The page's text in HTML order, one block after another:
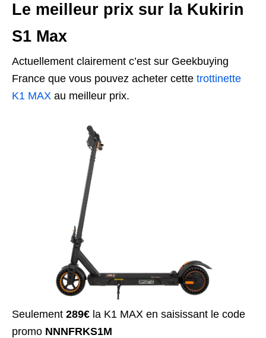
Le meilleur prix sur la Kukirin
S1 Max
Actuellement clairement c’est sur Geekbuying
France que vous pouvez acheter cette trottinette
K1 MAX au meilleur prix.
Seulement 289€ la K1 MAX en saisissant le code
promo NNNFRKS1M